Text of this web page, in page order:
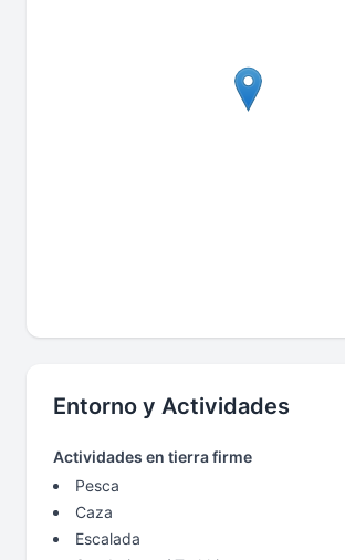
Entorno y Actividades
Actividades en tierra firme
Pesca
Caza
Escalada